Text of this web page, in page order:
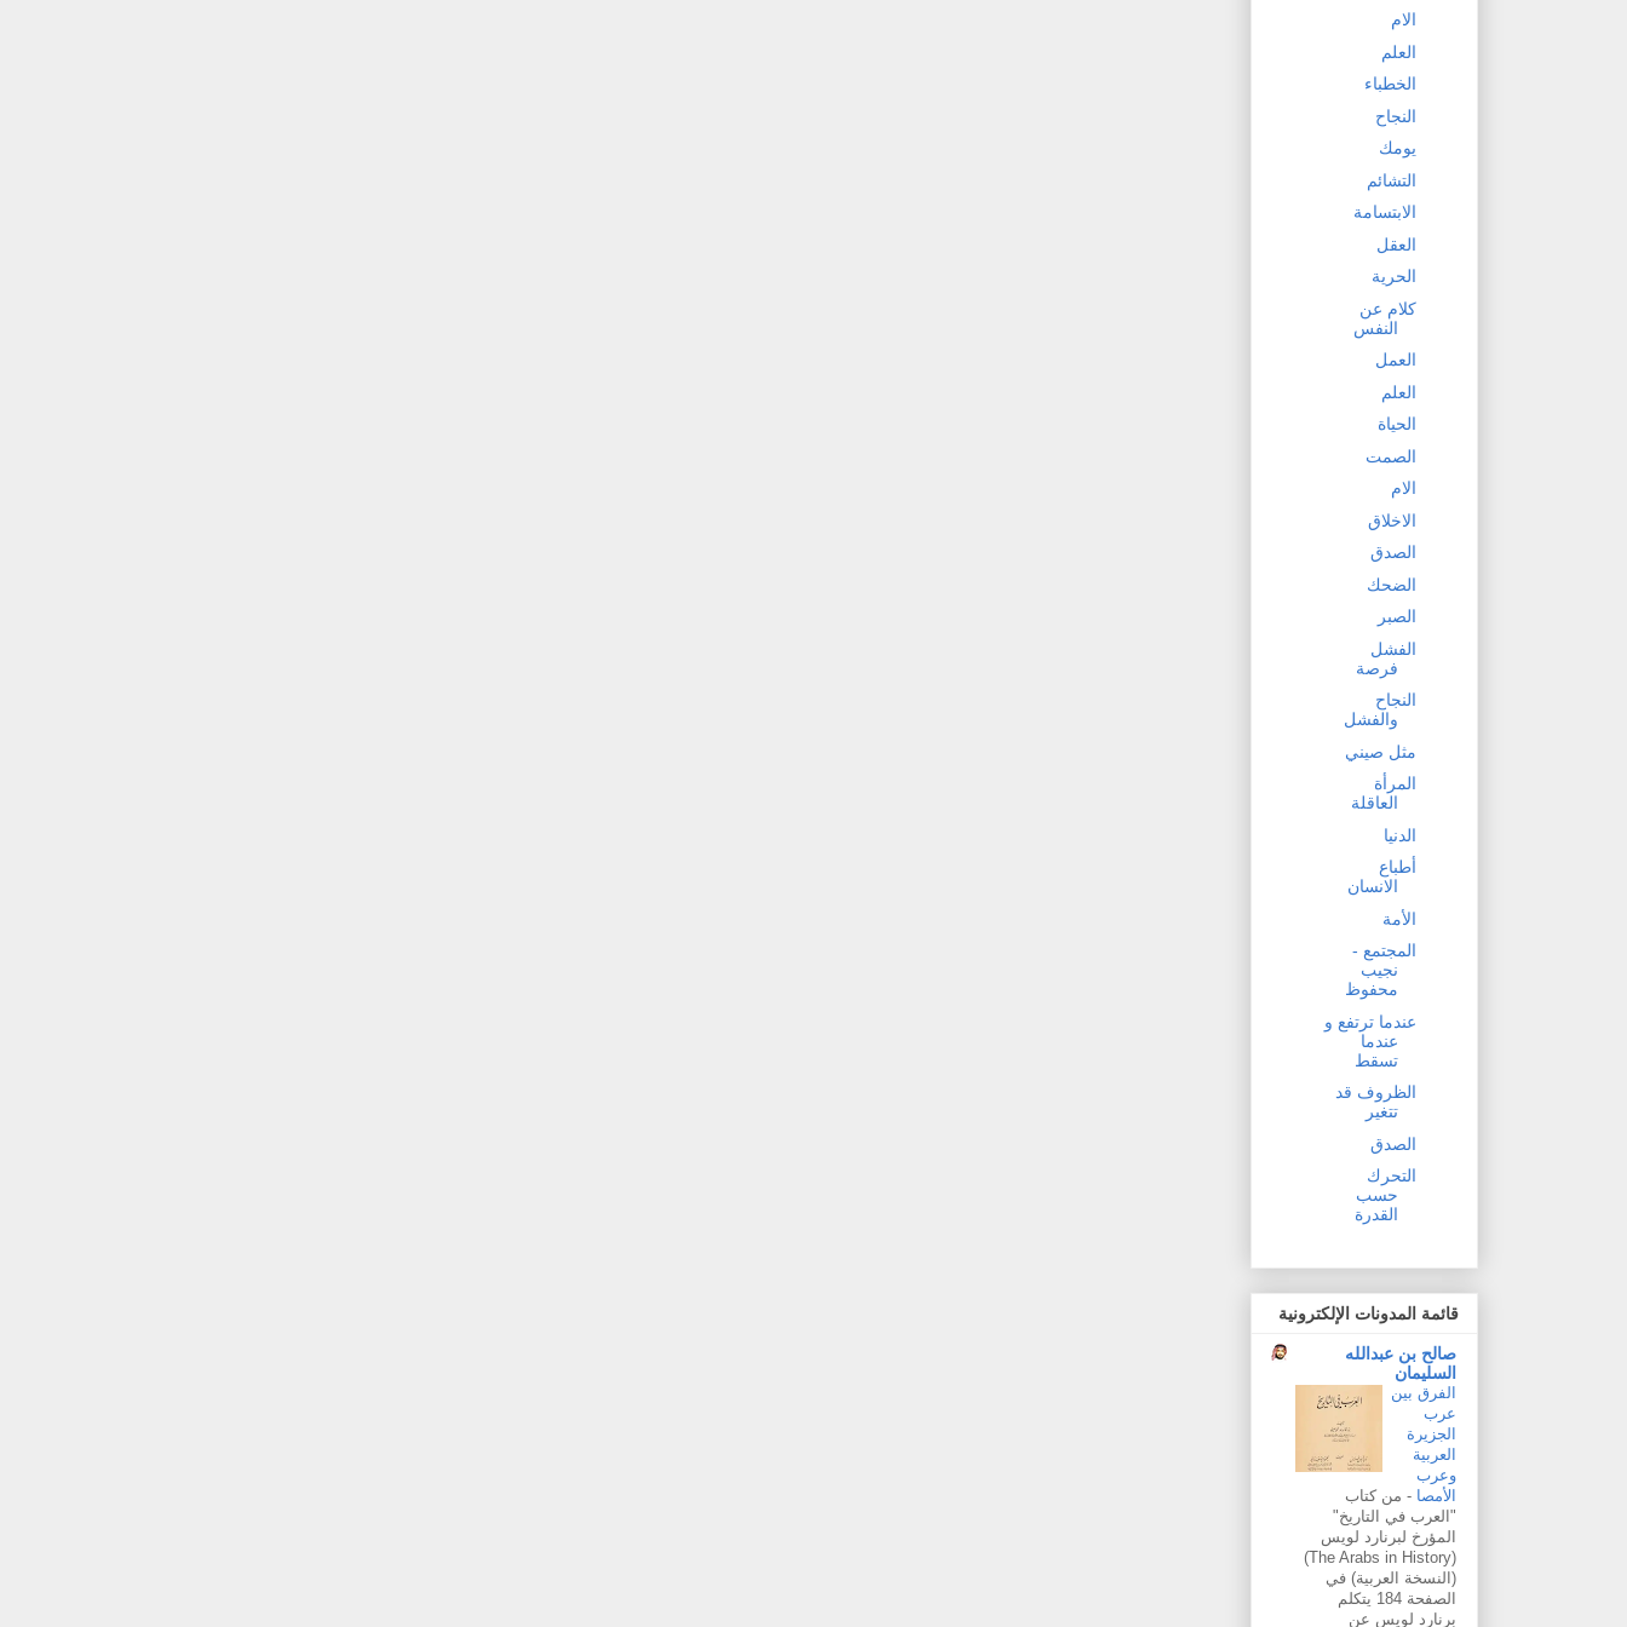
الام
العلم
الخطباء
النجاح
يومك
التشائم
الابتسامة
العقل
الحرية
كلام عن
النفس
العمل
العلم
الحياة
الصمت
الام
الاخلاق
الصدق
الضحك
الصبر
الفشل
فرصة
النجاح
والفشل
مثل صيني
المرأة
العاقلة
الدنيا
أطباع
الانسان
الأمة
المجتمع -
نجيب
محفوظ
ﻋﻨﺪﻣﺎ ﺗﺮﺗﻔﻊ و
ﻋﻨﺪﻣﺎ
ﺗﺴﻘﻂ
الظروف قد
تتغير
الصدق
التحرك
حسب
القدرة
قائمة المدونات الإلكترونية
صالح بن عبدالله
السليمان
الفرق بين
عرب
الجزيرة
العربية
وعرب
الأمصا- من كتاب
"العرب في التاريخ"
المؤرخ لبرنارد لويس
(The Arabs in History)
(النسخة العربية) في
الصفحة 184 يتكلم
برنارد لويس عن